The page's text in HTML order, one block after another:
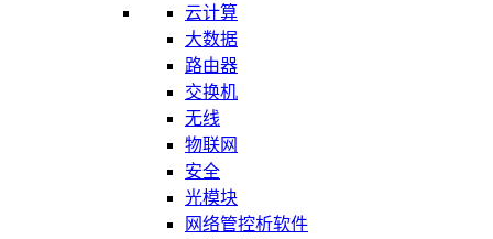
云计算
大数据
路由器
交换机
无线
物联网
安全
光模块
网络管控析软件